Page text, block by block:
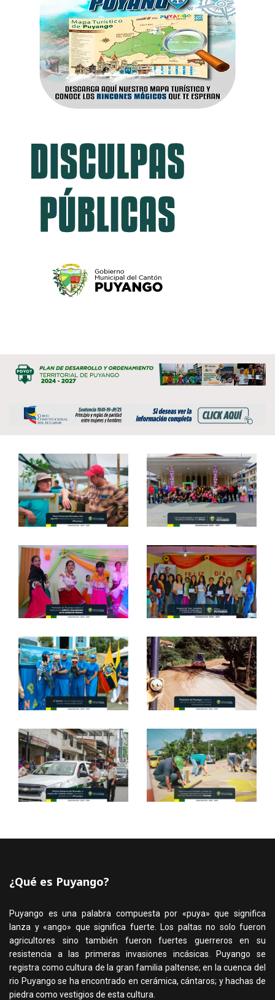
¿Qué es Puyango?
Puyango es una palabra compuesta por «puya» que significa
lanza y «ango» que significa fuerte. Los paltas no solo fueron
agricultores sino también fueron fuertes guerreros en su
resistencia a las primeras invasiones incásicas. Puyango se
registra como cultura de la gran familia paltense; en la cuenca del
rio Puyango se ha encontrado en cerámica, cántaros; y hachas de
piedra como vestigios de esta cultura.